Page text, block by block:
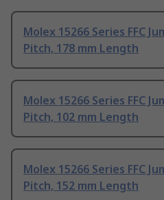
Molex 15266 Series FFC
Pitch, 178 mm Length
Molex 15266 Series FFC
Pitch, 102 mm Length
Molex 15266 Series FFC
Pitch, 152 mm Length